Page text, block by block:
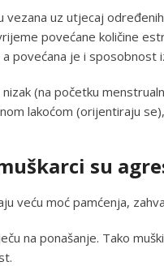
vezana uz utjecaj
povećane količine
povećana je i
(na početku
lakoćom (orijentiraju
su
veću moć pamćenja,
na ponašanje. Tako